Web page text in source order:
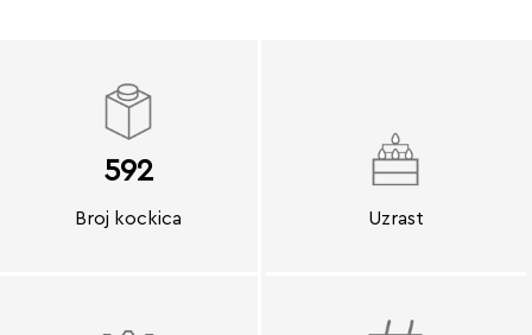
592
Broj kockica Uzrast